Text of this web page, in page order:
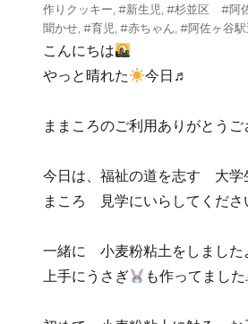
作りクッキー,#新生児,#杉並区 #阿
聞かせ,#育児,#赤ちゃん,#阿佐ヶ谷駅
こんにちは
やっと晴れた
今日♬
ままころのご利用ありがとう
今日は、福祉の道を志す 大
まころ 見学にいらしてくださ
一緒に 小麦粉粘土をしました
上手にうさぎ
も作ってまし